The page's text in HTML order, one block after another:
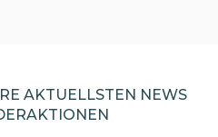
AKTUELLSTEN NEWS